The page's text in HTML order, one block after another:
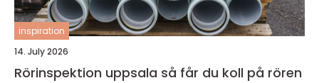
inspiration
14. July 2026
Rörinspektion uppsala så får du koll på rören